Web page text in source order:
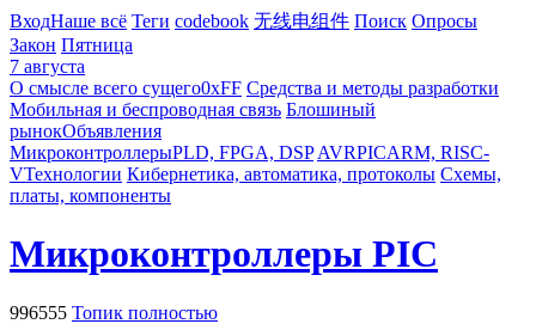
ВходНаше всё Теги codebook 无线电组件 Поиск Опросы
Закон Пятница
7 августа
О смысле всего сущего0xFF Средства и методы разработки
Мобильная и беспроводная связь Блошиный
рынокОбъявления
МикроконтроллерыPLD, FPGA, DSP AVRPICARM, RISC-
VТехнологии Кибернетика, автоматика, протоколы Схемы,
платы, компоненты
Микроконтроллеры PIC
996555 Топик полностью